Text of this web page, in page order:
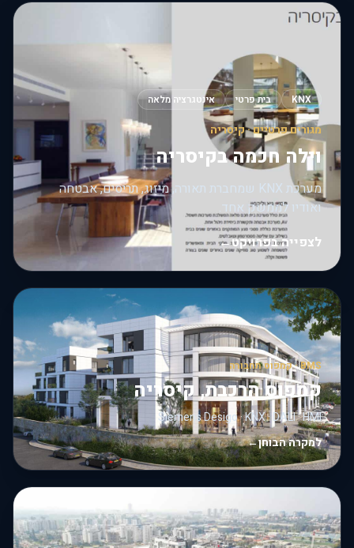
KNX בית פרטי אינטגרציה מלאה
מגורים פרטיים · קיסריה
וילה חכמה בקיסריה
מערכת KNX שמחברת תאורה, מיזוג, תריסים, אבטחה
ואודיו לממשק אחד.
לצפייה בפרויקט←
BMS · קמפוס תחבורה
קמפוס הרכבת, קיסריה
Siemens Desigo · KNX · DALI · HMI
למקרה הבוחן←